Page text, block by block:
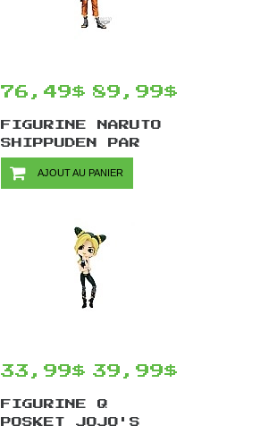
76,49$ 89,99$
FIGURINE NARUTO
SHIPPUDEN PAR
BANPRESTO -
NARUTO UZUMAKI
AJOUT AU PANIER
33,99$ 39,99$
FIGURINE Q
POSKET JOJO'S